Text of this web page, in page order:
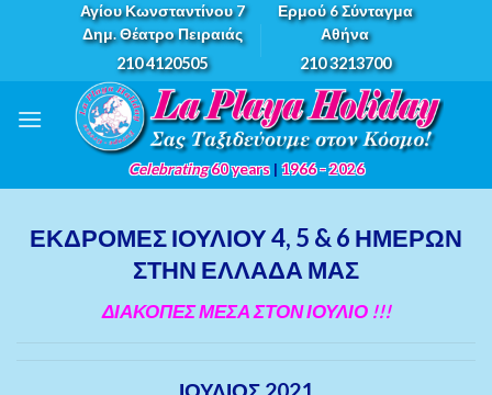
Αγίου Κωνσταντίνου 7
Δημ. Θέατρο Πειραιάς
210 4120505
Ερμού 6 Σύνταγμα
Αθήνα
210 3213700
Celebrating60 years | 1966 - 2026
ΕΚΔΡΟΜΕΣ ΙΟΥΛΙΟΥ 4, 5 & 6 ΗΜΕΡΩΝ
ΣΤΗΝ ΕΛΛΑΔΑ ΜΑΣ
ΔΙΑΚΟΠΕΣ ΜΕΣΑ ΣΤΟΝ ΙΟΥΛΙΟ !!!